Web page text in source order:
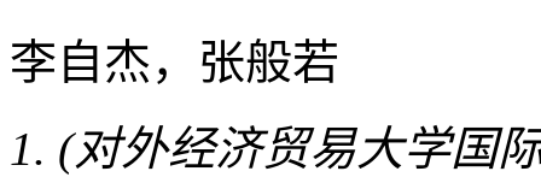
李自杰，张般若
(对外经济贸易大学国